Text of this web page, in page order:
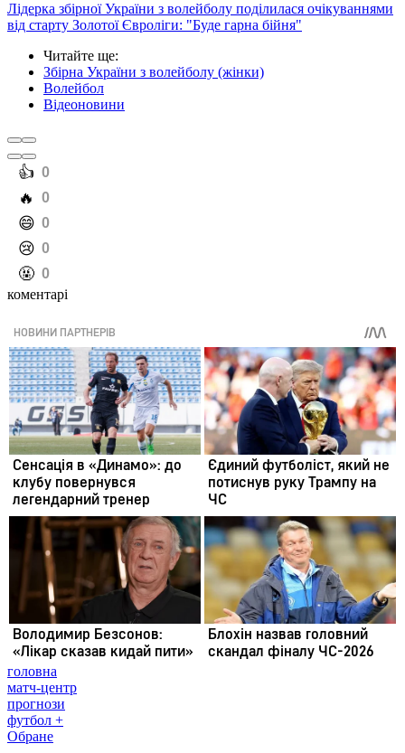
Лідерка збірної України з волейболу поділилася очікуваннями
від старту Золотої Євроліги: "Буде гарна бійня"
Читайте ще:
Збірна України з волейболу (жінки)
Волейбол
Відеоновини
️👍 0
️🔥 0
️😄 0
️😢 0
️🤬 0
коментарі
головна
матч-центр
прогнози
футбол +
Обране